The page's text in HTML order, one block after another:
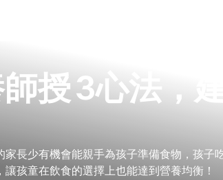
授 3心法，
長少有機會能親手為孩子準備食物，孩子
孩童在飲食的選擇上也能達到營養均衡！